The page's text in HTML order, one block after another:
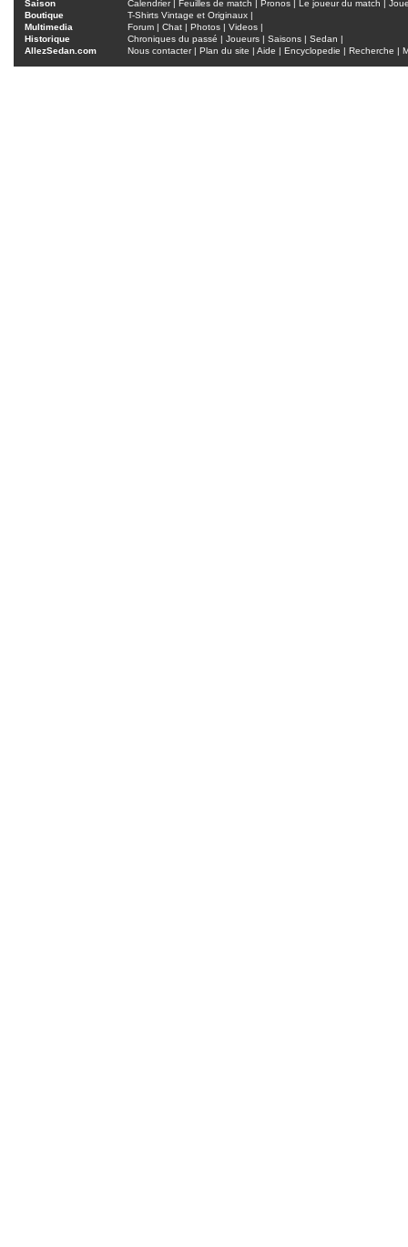
Saison Calendrier| Feuilles de match Pronos Le joueur du match
Boutique
T-Shirts Vintage et Originaux |
Multimedia
Forum | Chat | Photos | Videos |
Historique
Chroniques du passé | Joueurs | Saisons | Sedan |
AllezSedan.com
Nous contacter| Plan du site | Aide | Encyclopedie | Recherche |